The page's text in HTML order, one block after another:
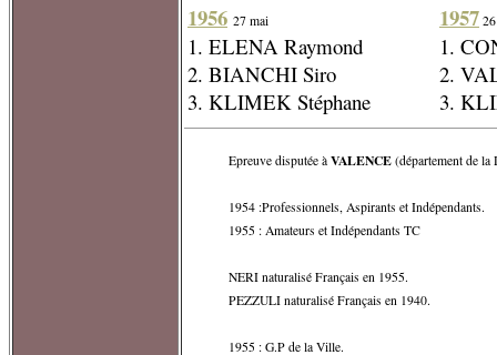
1956 27 mai
1. ELENA Raymond
2. BIANCHI Siro
3. KLIMEK Stéphane
1957
1.
2.
3.
Epreuve disputée à VALENCE (département de la
1954 :Professionnels, Aspirants et Indépendants.
1955 : Amateurs et Indépendants TC
NERI naturalisé Français en 1955.
PEZZULI naturalisé Français en 1940.
1955 : G.P de la Ville.